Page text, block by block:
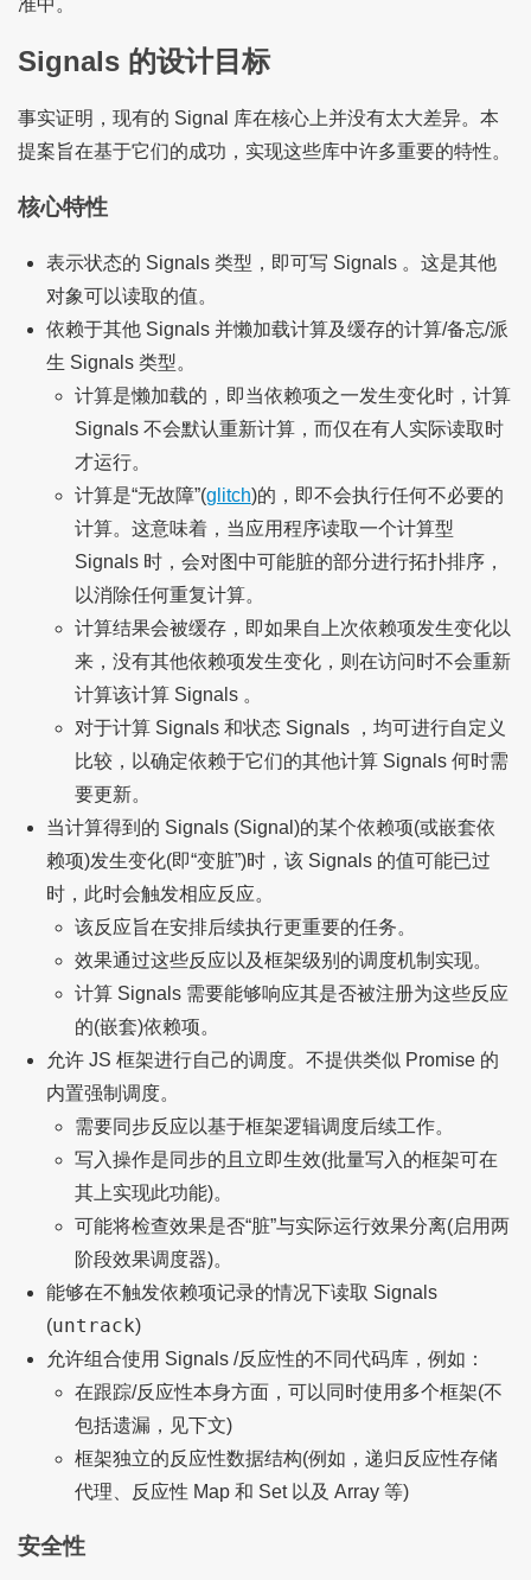
准中。
Signals 的设计目标
事实证明，现有的 Signal 库在核心上并没有太大差异。本
提案旨在基于它们的成功，实现这些库中许多重要的特性。
核心特性
表示状态的 Signals 类型，即可写 Signals 。这是其他
对象可以读取的值。
依赖于其他 Signals 并懒加载计算及缓存的计算/备忘/派
生 Signals 类型。
计算是懒加载的，即当依赖项之一发生变化时，计算
Signals 不会默认重新计算，而仅在有人实际读取时
才运行。
计算是“无故障”(glitch)的，即不会执行任何不必要的
计算。这意味着，当应用程序读取一个计算型
Signals 时，会对图中可能脏的部分进行拓扑排序，
以消除任何重复计算。
计算结果会被缓存，即如果自上次依赖项发生变化以
来，没有其他依赖项发生变化，则在访问时不会重新
计算该计算 Signals 。
对于计算 Signals 和状态 Signals ，均可进行自定义
比较，以确定依赖于它们的其他计算 Signals 何时需
要更新。
当计算得到的 Signals (Signal)的某个依赖项(或嵌套依
赖项)发生变化(即“变脏”)时，该 Signals 的值可能已过
时，此时会触发相应反应。
该反应旨在安排后续执行更重要的任务。
效果通过这些反应以及框架级别的调度机制实现。
计算 Signals 需要能够响应其是否被注册为这些反应
的(嵌套)依赖项。
允许 JS 框架进行自己的调度。不提供类似 Promise 的
内置强制调度。
需要同步反应以基于框架逻辑调度后续工作。
写入操作是同步的且立即生效(批量写入的框架可在
其上实现此功能)。
可能将检查效果是否“脏”与实际运行效果分离(启用两
阶段效果调度器)。
能够在不触发依赖项记录的情况下读取 Signals
(untrack)
允许组合使用 Signals /反应性的不同代码库，例如：
在跟踪/反应性本身方面，可以同时使用多个框架(不
包括遗漏，见下文)
框架独立的反应性数据结构(例如，递归反应性存储
代理、反应性 Map 和 Set 以及 Array 等)
安全性